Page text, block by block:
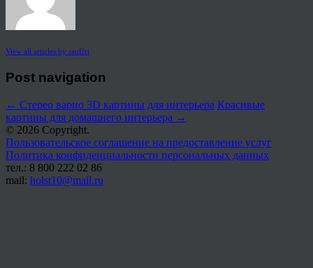
View all articles by rauffri
Post navigation
← Стерео варио 3D картины для интерьера Красивые
картины для домашнего интерьера →
© 2026 Copyright.
Пользовательское соглашение на предоставление услуг
Политика конфиденциальности персональных данных
тел.: 8 800 222 02 86
mail: holst10@mail.ru